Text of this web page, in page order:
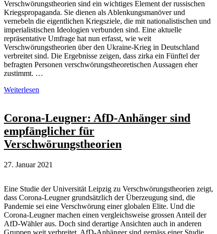
Verschwörungstheorien sind ein wichtiges Element der russischen
Kriegspropaganda. Sie dienen als Ablenkungsmanöver und
vernebeln die eigentlichen Kriegsziele, die mit nationalistischen und
imperialistischen Ideologien verbunden sind. Eine aktuelle
repräsentative Umfrage hat nun erfasst, wie weit
Verschwörungstheorien über den Ukraine-Krieg in Deutschland
verbreitet sind. Die Ergebnisse zeigen, dass zirka ein Fünftel der
befragten Personen verschwörungstheoretischen Aussagen eher
zustimmt. …
Umfrage
zum
Ukraine-
Krieg
Weiterlesen
Corona-Leugner: AfD-Anhänger sind
empfänglicher für
Verschwörungstheorien
27. Januar 2021
Eine Studie der Universität Leipzig zu Verschwörungstheorien zeigt,
dass Corona-Leugner grundsätzlich der Überzeugung sind, die
Pandemie sei eine Verschwörung einer globalen Elite. Und die
Corona-Leugner machen einen vergleichsweise grossen Anteil der
AfD-Wähler aus. Doch sind derartige Ansichten auch in anderen